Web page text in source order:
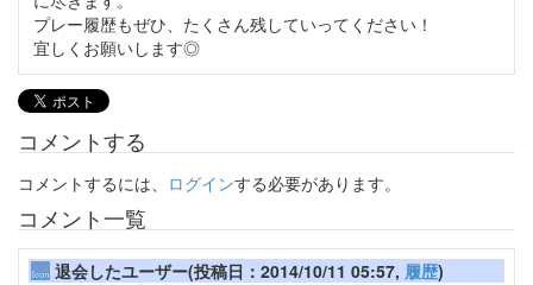
プレー履歴もぜひ、たくさん残していってください！
宜しくお願いします◎
コメントする
コメントするには、 ログインする必要があります。
コメント一覧
退会したユーザー(投稿日：2014/10/11 05:57, 履歴)